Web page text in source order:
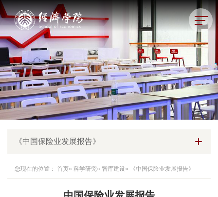
《中国保险业发展报告》
您现在的位置： 首页» 科学研究» 智库建设» 《中国保险业发展报告》